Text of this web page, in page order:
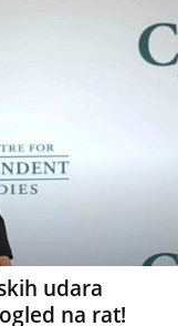
udara
na rat!